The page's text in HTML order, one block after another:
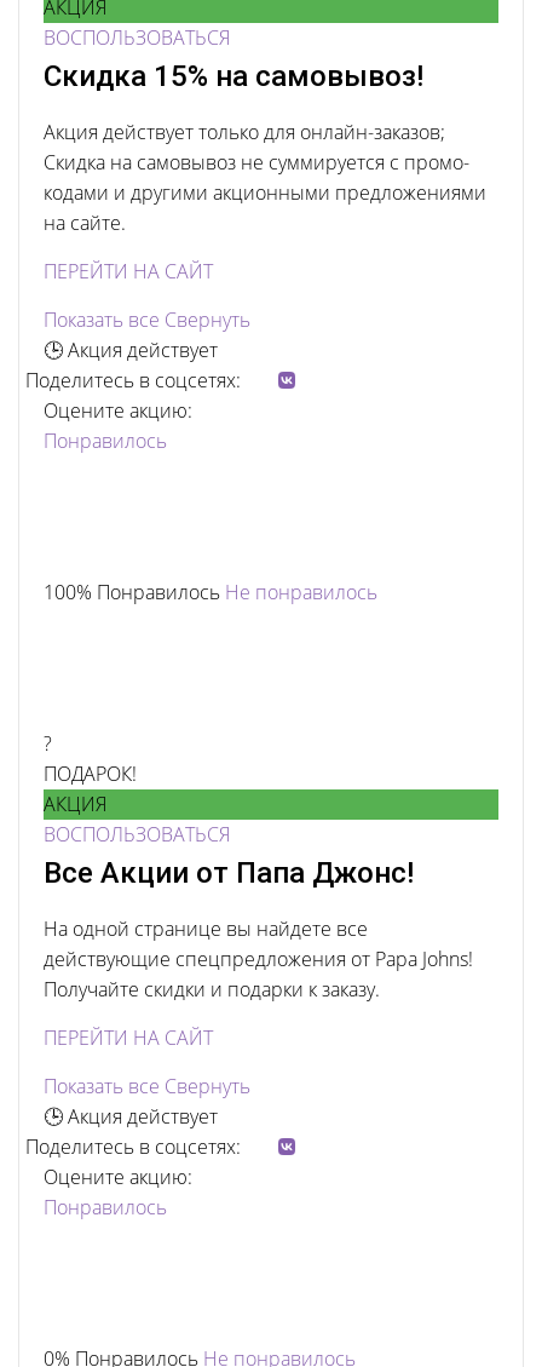
АКЦИЯ
ВОСПОЛЬЗОВАТЬСЯ
Скидка 15% на самовывоз!
Акция действует только для онлайн-заказов;
Скидка на самовывоз не суммируется с промо-
кодами и другими акционными предложениями
на сайте.
ПЕРЕЙТИ НА САЙТ
Показать все Свернуть
🕒 Акция действует
Поделитесь в соцсетях:
Оцените акцию:
Понравилось
100% Понравилось Не понравилось
?
ПОДАРОК!
АКЦИЯ
ВОСПОЛЬЗОВАТЬСЯ
Все Акции от Папа Джонс!
На одной странице вы найдете все
действующие спецпредложения от Papa Johns!
Получайте скидки и подарки к заказу.
ПЕРЕЙТИ НА САЙТ
Показать все Свернуть
🕒 Акция действует
Поделитесь в соцсетях:
Оцените акцию:
Понравилось
0% Понравилось Не понравилось